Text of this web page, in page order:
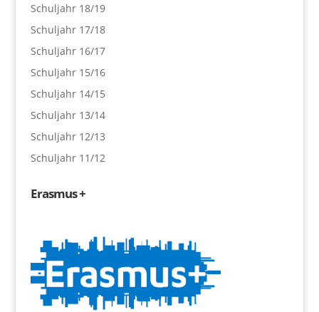
Schuljahr 18/19
Schuljahr 17/18
Schuljahr 16/17
Schuljahr 15/16
Schuljahr 14/15
Schuljahr 13/14
Schuljahr 12/13
Schuljahr 11/12
Erasmus +